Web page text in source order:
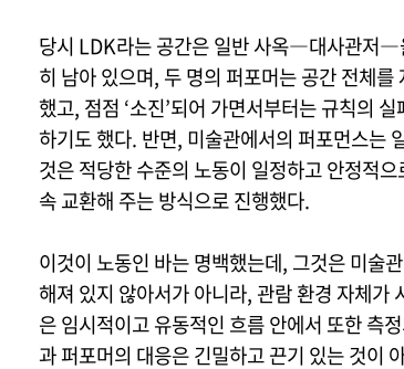
당시 LDK라는 공간은 일반 사옥―대사관저―
히 남아 있으며, 두 명의 퍼포머는 공간 전체
했고, 점점 ‘소진’되어 가면서부터는 규칙의
하기도 했다. 반면, 미술관에서의 퍼포먼스는
것은 적당한 수준의 노동이 일정하고 안정적
속 교환해 주는 방식으로 진행했다.
이것이 노동인 바는 명백했는데, 그것은 미술
해져 있지 않아서가 아니라, 관람 환경 자체가
은 임시적이고 유동적인 흐름 안에서 또한 측
과 퍼포머의 대응은 긴밀하고 끈기 있는 것이